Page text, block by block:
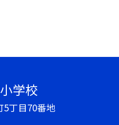
学校
丁目70番地